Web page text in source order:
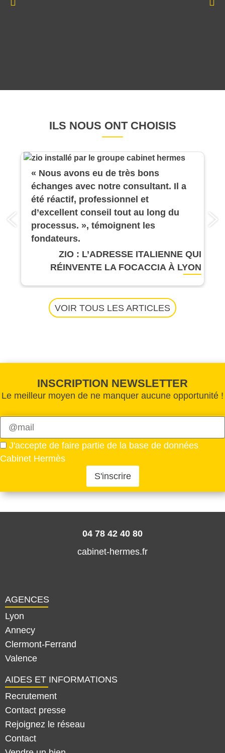
ILS NOUS ONT CHOISIS
« Nous avons eu de très bons
échanges avec notre consultant. Il a
été réactif, professionnel et
d’excellent conseil tout au long du
processus. », témoignent les
fondateurs.
ZIO : L’ADRESSE ITALIENNE QUI
RÉINVENTE LA FOCACCIA À LYON
VOIR TOUS LES ARTICLES
INSCRIPTION NEWSLETTER
Le meilleur moyen de ne manquer aucune opportunité !
Veuillez
laisser
ce
champ
J'accepte de faire partie de la base de données
Cabinet Hermès
ce
04 78 42 40 80
cabinet-hermes.fr
AGENCES
Lyon
Annecy
Clermont-Ferrand
Valence
AIDES ET INFORMATIONS
Recrutement
Contact presse
Rejoignez le réseau
Contact